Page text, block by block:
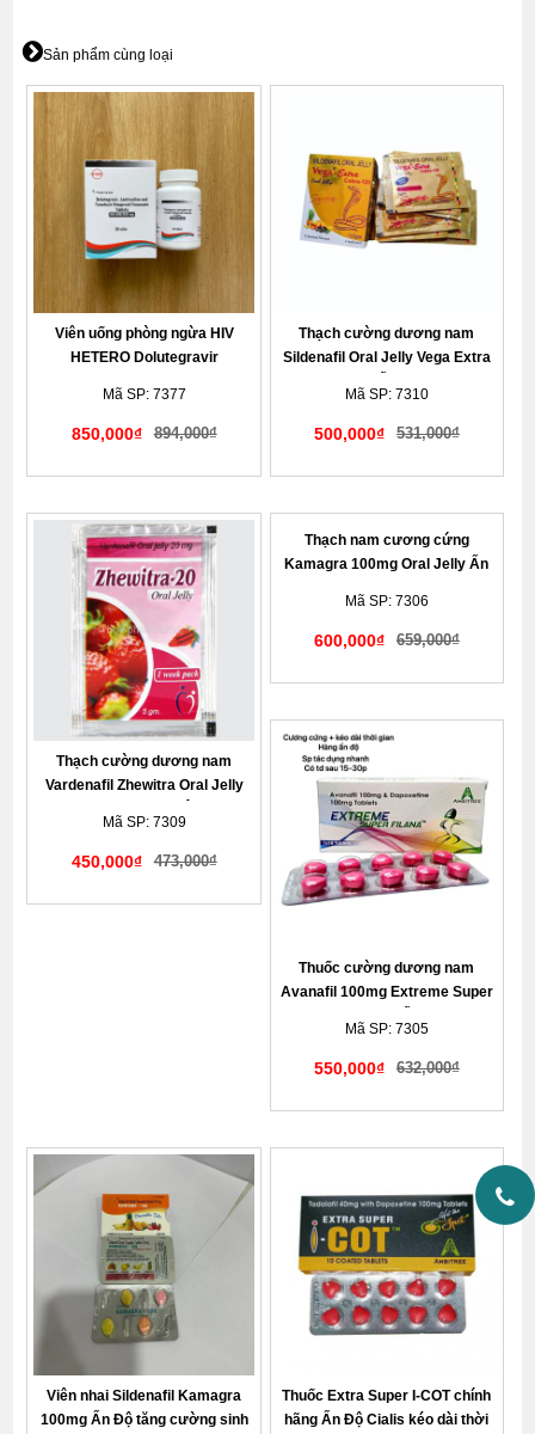
Sản phẩm cùng loại
Viên uống phòng ngừa HIV
HETERO Dolutegravir
Mã SP: 7377
850,000₫ 894,000₫
Thạch cường dương nam
Sildenafil Oral Jelly Vega Extra
Mã SP: 7310
500,000₫ 531,000₫
Thạch cường dương nam
Vardenafil Zhewitra Oral Jelly
Mã SP: 7309
450,000₫ 473,000₫
Thạch nam cương cứng
Kamagra 100mg Oral Jelly Ấn
Mã SP: 7306
600,000₫ 659,000₫
Thuốc cường dương nam
Avanafil 100mg Extreme Super
thời gian
Mã SP: 7305
550,000₫ 632,000₫
Viên nhai Sildenafil Kamagra
100mg Ấn Độ tăng cường sinh
Thuốc Extra Super I-COT chính
hãng Ấn Độ Cialis kéo dài thời